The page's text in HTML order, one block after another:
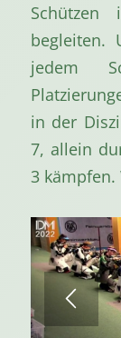
Schützen
jedem
in der
7, allein
3 kämpfen.